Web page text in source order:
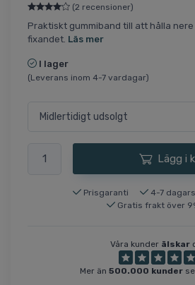
(2 recensioner)
Praktiskt gummiband till att hålla
fixandet. Läs mer
I lager
(Leverans inom 4-7 vardagar)
Lägg i
Prisgaranti
4-7
Gratis frakt över
Våra kunder älskar
Mer än 500.000 kunder